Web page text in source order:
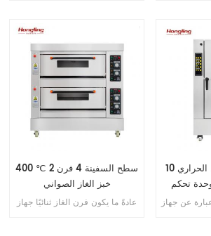
الطهي. إحدى المزايا الرئيسية
لأفران البيتزا الناقلة مقارنة بأفران
الطوب التقليدية هي أتمتتها
واتساقها، مما يضمن أن كل بيتزا
يتلقى نفس المعاملة أثناء عملية
الطهي.
الفرن من
تحمل
يدور الرف
يسمح بتوزيع
خبز
400 ℃ 2 سطح السفينة 4 فرن
خبز الغاز الصواني
عادةً ما يكون فرن الغاز ثنائيًا جهاز
10 صواني فرن الحمل الحراري
تحكم
عن جهاز